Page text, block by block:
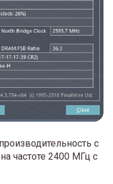
с
частоте 2400 МГц с